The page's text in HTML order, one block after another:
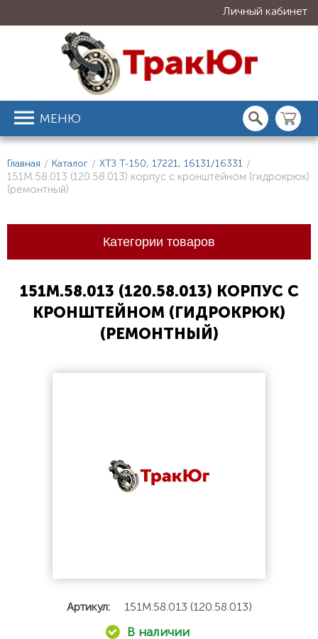
Личный кабинет
МЕНЮ
Главная / Каталог / ХТЗ Т-150, 17221, 16131/16331 /
151М.58.013 (120.58.013) корпус с кронштейном (гидрокрюк)
(ремонтный)
Категории товаров
151М.58.013 (120.58.013) КОРПУС С
КРОНШТЕЙНОМ (ГИДРОКРЮК)
(РЕМОНТНЫЙ)
Артикул: 151М.58.013 (120.58.013)